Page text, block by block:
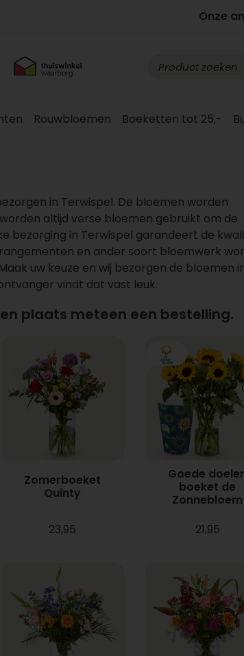
Onze
Rouwbloemen Boeketten tot 25,-
in Terwispel. De bloemen worden
altijd verse bloemen gebruikt om de
bezorging in Terwispel garandeert de
en ander soort bloemwerk
uw keuze en wij bezorgen de bloemen
vindt dat vast leuk.
plaats meteen een bestelling.
Zomerboeket
Quinty
23,95
Goede
boeket de
Zonnebloem
21,95